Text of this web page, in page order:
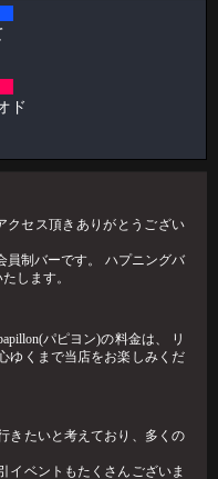
14091 2等 6288 3等 12
題5選"
。 だからこそ、ちょっとし
12349 2等 11626 3等 1
ド
クセス頂きありがとうござい
員制バーです。 ハプニングバ
します。
パピヨン)の料金は、 リ
ゆくまで当店をお楽しみくだ
きたいと考えており、多くの
イベントもたくさんございま